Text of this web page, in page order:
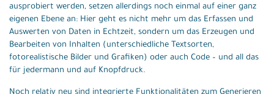
ausprobiert werden, setzen allerdings noch einmal auf einer ganz
eigenen Ebene an: Hier geht es nicht mehr um das Erfassen und
Auswerten von Daten in Echtzeit, sondern um das Erzeugen und
Bearbeiten von Inhalten (unterschiedliche Textsorten,
fotorealistische Bilder und Grafiken) oder auch Code – und all das
für jedermann und auf Knopfdruck.